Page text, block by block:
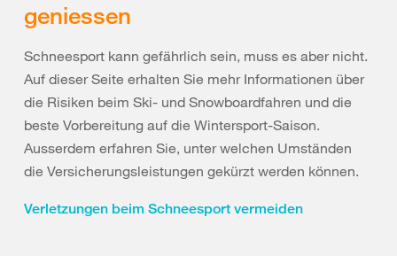
geniessen
Schneesport kann gefährlich sein, muss es aber nicht.
Auf dieser Seite erhalten Sie mehr Informationen über
die Risiken beim Ski- und Snowboardfahren und die
beste Vorbereitung auf die Wintersport-Saison.
Ausserdem erfahren Sie, unter welchen Umständen
die Versicherungsleistungen gekürzt werden können.
Verletzungen beim Schneesport vermeiden